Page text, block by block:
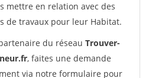
mettre en relation avec des
de travaux pour leur Habitat.
du réseau Trouver-
, faites une demande
via notre formulaire pour